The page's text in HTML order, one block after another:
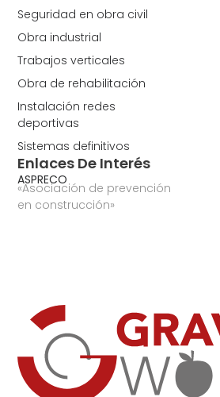
Seguridad en obra civil
Obra industrial
Trabajos verticales
Obra de rehabilitación
Instalación redes
deportivas
Sistemas definitivos
Enlaces De Interés
ASPRECO
«Asociación de prevención
en construcción»